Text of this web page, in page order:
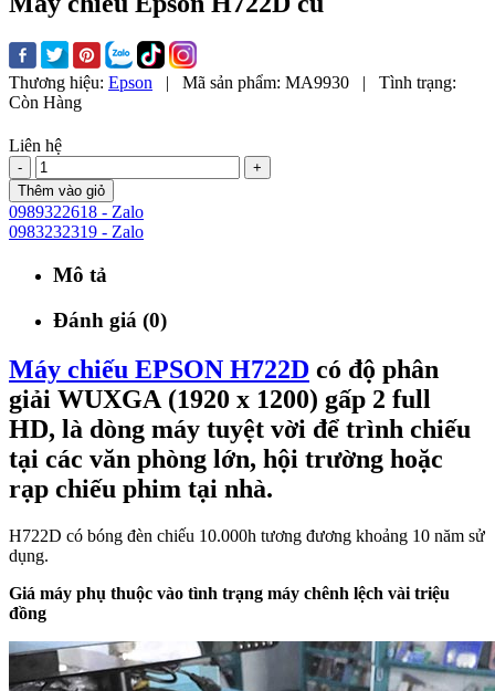
Thương hiệu: Epson | Mã sản phẩm: MA9930 |
Tình trạng:
Còn Hàng
Liên hệ
-
+
Thêm vào giỏ
0989322618 - Zalo
0983232319 - Zalo
Mô tả
Đánh giá (0)
Máy chiếu EPSON H722D có độ phân
giải WUXGA (1920 x 1200) gấp 2 full
HD, là dòng máy tuyệt vời để trình chiếu
tại các văn phòng lớn, hội trường hoặc
rạp chiếu phim tại nhà.
H722D có bóng đèn chiếu 10.000h tương đương khoảng 10 năm sử
dụng.
Giá máy phụ thuộc vào tình trạng máy chênh lệch vài triệu
đồng